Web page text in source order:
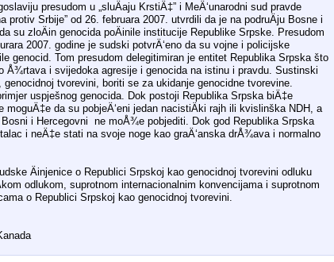
presudom u „sluÄaju KrstiÄ‡” i MeÄ‘unarodni sud pravde
protiv Srbije” od 26. februara 2007. utvrdili da je na podruÄju Bosne i
su zloÄin genocida poÄinile institucije Republike Srpske. Presudom
2007. godine je sudski potvrÄ‘eno da su vojne i policijske
genocid. Tom presudom delegitimiran je entitet Republika Srpska što
Å¾rtava i svijedoka agresije i genocida na istinu i pravdu. Sustinski
tvorevini, boriti se za ukidanje genocidne tvorevine.
uspješnog genocida. Dok postoji Republika Srpska biÄ‡e
da su pobjeÄ‘eni jedan nacistiÄki rajh ili kvislinška NDH, a
i Hercegovni ne moÅ¾e pobjediti. Dok god Republika Srpska
i neÄ‡e stati na svoje noge kao graÄ‘anska drÅ¾ava i normalno
Äinjenice o Republici Srpskoj kao genocidnoj tvorevini odluku
odlukom, suprotnom internacionalnim konvencijama i suprotnom
o Republici Srpskoj kao genocidnoj tvorevini.